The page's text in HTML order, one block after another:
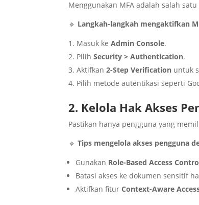
Menggunakan MFA adalah salah
🔹 Langkah-langkah mengaktifkan
Masuk keAdmin Console.
PilihSecurity > Authentication.
Aktifkan2-Step Verification untuk
Pilih metode autentikasi seperti
2. Kelola Hak Akses
Pastikan hanya pengguna yang
🔹Tips mengelola akses pengguna
Gunakan Role-Based Access
Batasi akses ke dokumen sensitif
Aktifkan fiturContext-Aware